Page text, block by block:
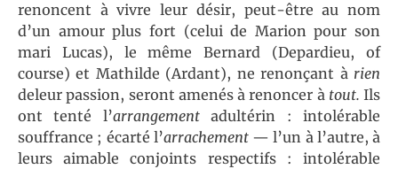
renoncent à vivre leur désir, peut-être au nom
d’un amour plus fort (celui de Marion pour son
mari Lucas), le même Bernard (Depardieu, of
course) et Mathilde (Ardant), ne renonçant à rien
deleur passion, seront amenés à renoncer à tout. Ils
ont tenté l’arrangementadultérin : intolérable
souffrance ; écarté l’arrachement— l’un à l’autre, à
leurs aimable conjoints respectifs : intolérable